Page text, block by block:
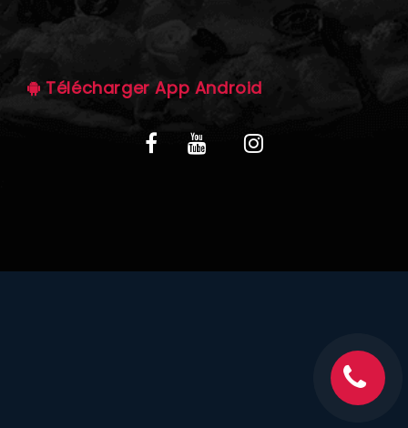
MENTIONS LÉGALES
Télécharger App Android